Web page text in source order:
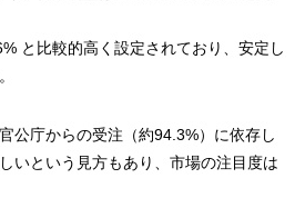
と比較的高く設定されており、安定し
公庁からの受注（約94.3%）に依存し
いという見方もあり、市場の注目度は